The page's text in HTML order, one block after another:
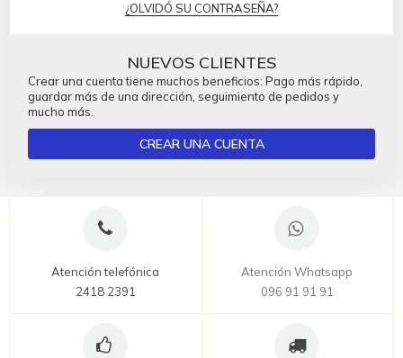
¿OLVIDÓ SU CONTRASEÑA?
NUEVOS CLIENTES
Crear una cuenta tiene muchos beneficios: Pago más rápido,
guardar más de una dirección, seguimiento de pedidos y
mucho más.
CREAR UNA CUENTA
Atención telefónica
2418 2391
Atención Whatsapp
096 91 91 91